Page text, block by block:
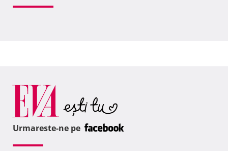
Urmareste-ne pe